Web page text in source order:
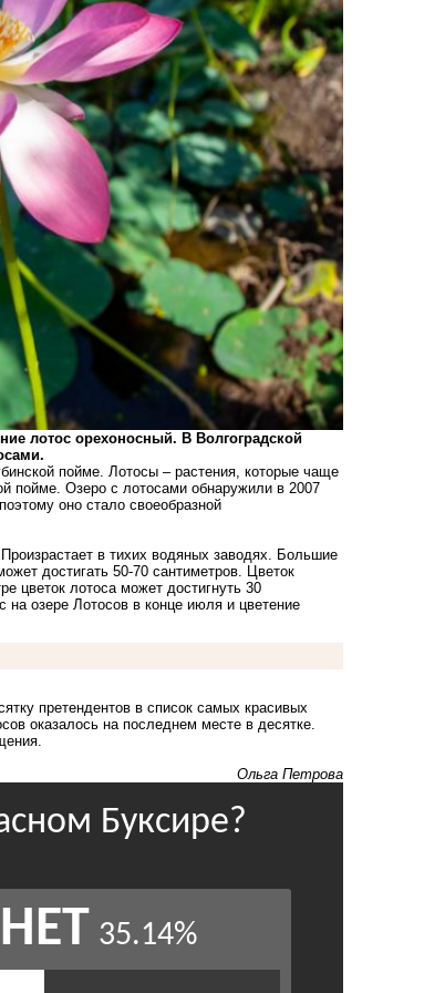
лотос орехоносный. В Волгоградской
пойме. Лотосы – растения, которые чаще
пойме. Озеро с лотосами обнаружили в 2007
оно стало своеобразной
в тихих водяных заводях. Большие
достигать 50-70 сантиметров. Цветок
цветок лотоса может достигнуть 30
на озере Лотосов в конце июля и цветение
претендентов в список самых красивых
оказалось на последнем месте в десятке.
Ольга Петрова